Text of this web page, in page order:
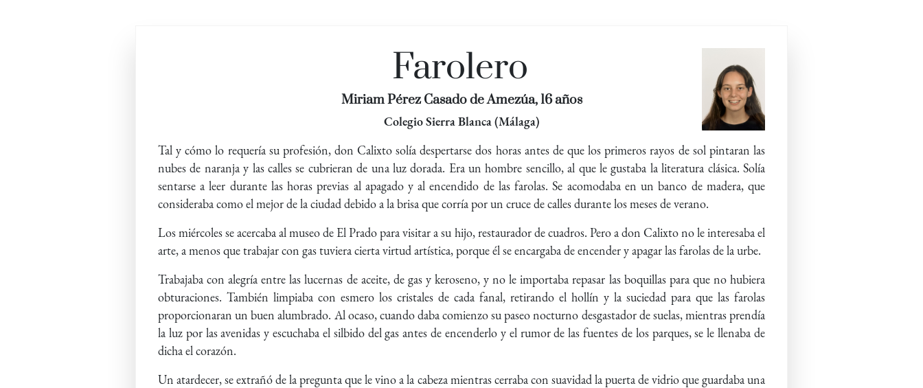
Farolero
Miriam Pérez Casado de Amezúa, 16 años
Colegio Sierra Blanca (Málaga)
Tal y cómo lo requería su profesión, don Calixto solía despertarse dos horas antes de que los primeros rayos de sol pintaran las
nubes de naranja y las calles se cubrieran de una luz dorada. Era un hombre sencillo, al que le gustaba la literatura clásica. Solía
sentarse a leer durante las horas previas al apagado y al encendido de las farolas. Se acomodaba en un banco de madera, que
consideraba como el mejor de la ciudad debido a la brisa que corría por un cruce de calles durante los meses de verano.
Los miércoles se acercaba al museo de El Prado para visitar a su hijo, restaurador de cuadros. Pero a don Calixto no le interesaba el
arte, a menos que trabajar con gas tuviera cierta virtud artística, porque él se encargaba de encender y apagar las farolas de la urbe.
Trabajaba con alegría entre las lucernas de aceite, de gas y keroseno, y no le importaba repasar las boquillas para que no hubiera
obturaciones. También limpiaba con esmero los cristales de cada fanal, retirando el hollín y la suciedad para que las farolas
proporcionaran un buen alumbrado. Al ocaso, cuando daba comienzo su paseo nocturno desgastador de suelas, mientras prendía
la luz por las avenidas y escuchaba el silbido del gas antes de encenderlo y el rumor de las fuentes de los parques, se le llenaba de
dicha el corazón.
Un atardecer, se extrañó de la pregunta que le vino a la cabeza mientras cerraba con suavidad la puerta de vidrio que guardaba una